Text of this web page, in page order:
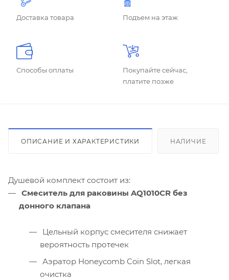
Доставка товара Подъем на этаж
Способы оплаты
Покупайте сейчас,
платите позже
ОПИСАНИЕ И ХАРАКТЕРИСТИКИ НАЛИЧИЕ
Душевой комплект состоит из:
Cмеситель для раковины AQ1010CR без
донного клапана
Цельный корпус смесителя снижает
вероятность протечек
Аэратор Honeycomb Coin Slot, легкая
очистка